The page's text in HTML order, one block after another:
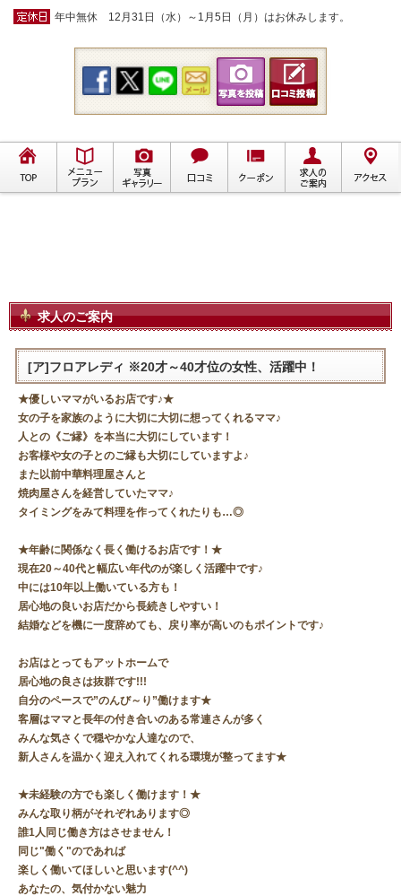
年中無休 12月31日（水）～1月5日（月）はお休みします。
求人のご案内
[ア]フロアレディ ※20才～40才位の女性、活躍中！
★優しいママがいるお店です♪★
女の子を家族のように大切に大切に想ってくれるママ♪
人との《ご縁》を本当に大切にしています！
お客様や女の子とのご縁も大切にしていますよ♪
また以前中華料理屋さんと
焼肉屋さんを経営していたママ♪
タイミングをみて料理を作ってくれたりも…◎
★年齢に関係なく長く働けるお店です！★
現在20～40代と幅広い年代のが楽しく活躍中です♪
中には10年以上働いている方も！
居心地の良いお店だから長続きしやすい！
結婚などを機に一度辞めても、戻り率が高いのもポイントです♪
お店はとってもアットホームで
居心地の良さは抜群です!!!
自分のペースで”のんび～り”働けます★
客層はママと長年の付き合いのある常連さんが多く
みんな気さくで穏やかな人達なので、
新人さんを温かく迎え入れてくれる環境が整ってます★
★未経験の方でも楽しく働けます！★
みんな取り柄がそれぞれあります◎
誰1人同じ働き方はさせません！
同じ"働く"のであれば
楽しく働いてほしいと思います(^^)
あなたの、気付かない魅力